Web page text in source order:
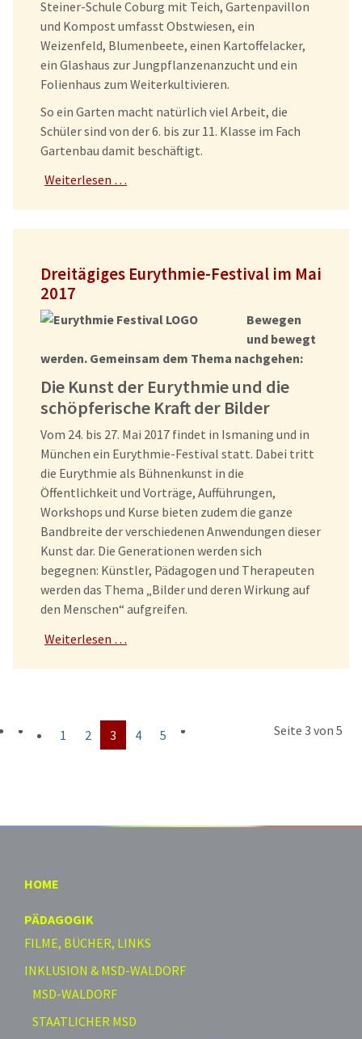
Steiner-Schule Coburg mit Teich, Gartenpavillon
und Kompost umfasst Obstwiesen, ein
Weizenfeld, Blumenbeete, einen Kartoffelacker,
ein Glashaus zur Jungpflanzenanzucht und ein
Folienhaus zum Weiterkultivieren.
So ein Garten macht natürlich viel Arbeit, die
Schüler sind von der 6. bis zur 11. Klasse im Fach
Gartenbau damit beschäftigt.
Weiterlesen …
Dreitägiges Eurythmie-Festival im Mai
2017
Bewegen
und bewegt
werden. Gemeinsam dem Thema nachgehen:
Die Kunst der Eurythmie und die
schöpferische Kraft der Bilder
Vom 24. bis 27. Mai 2017 findet in Ismaning und in
München ein Eurythmie-Festival statt. Dabei tritt
die Eurythmie als Bühnenkunst in die
Öffentlichkeit und Vorträge, Aufführungen,
Workshops und Kurse bieten zudem die ganze
Bandbreite der verschiedenen Anwendungen dieser
Kunst dar. Die Generationen werden sich
begegnen: Künstler, Pädagogen und Therapeuten
werden das Thema „Bilder und deren Wirkung auf
den Menschen“ aufgreifen.
Weiterlesen …
Seite 3 von 5
1 2 3 4 5
HOME
PÄDAGOGIK
FILME, BÜCHER, LINKS
INKLUSION & MSD-WALDORF
MSD-WALDORF
STAATLICHER MSD